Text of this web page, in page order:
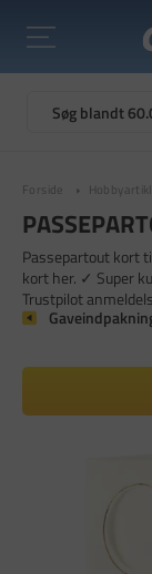
Forside
Passepartout kort
kort her. ✓ Super
Trustpilot